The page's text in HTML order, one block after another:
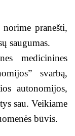
pranešti,
saugumas.
medicinines
svarbą,
autonomijos,
sau. Veikiame
būvis.